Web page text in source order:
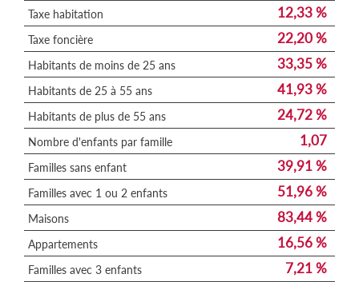
Taxe habitation 12,33 %
Taxe foncière 22,20 %
Habitants de moins de 25 ans 33,35 %
Habitants de 25 à 55 ans 41,93 %
Habitants de plus de 55 ans 24,72 %
Nombre d'enfants par famille 1,07
Familles sans enfant 39,91 %
Familles avec 1 ou 2 enfants 51,96 %
Maisons 83,44 %
Appartements 16,56 %
Familles avec 3 enfants 7,21 %